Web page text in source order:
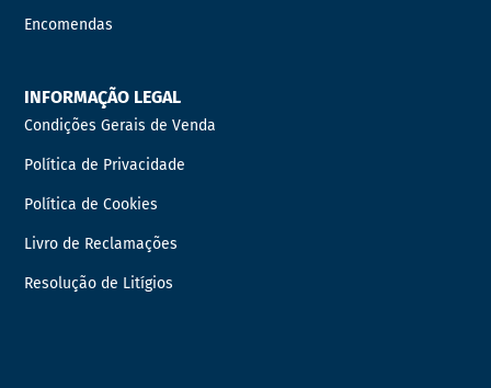
Encomendas
INFORMAÇÃO LEGAL
Condições Gerais de Venda
Política de Privacidade
Política de Cookies
Livro de Reclamações
Resolução de Litígios